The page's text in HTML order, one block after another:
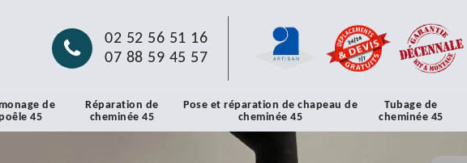
02 52 56 51 16
07 88 59 45 57
de
45
Réparation de
cheminée 45
Pose et réparation de chapeau de
cheminée 45
Tubage de
cheminée 45